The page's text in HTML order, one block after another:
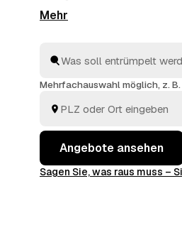
stellen Sie über AWL eine
kümmern sich ums
Mehrfachauswahl möglich, z. B.
Angebote ansehen
Sagen Sie, was raus muss